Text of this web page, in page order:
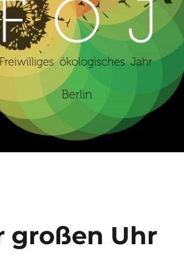
großen Uhr